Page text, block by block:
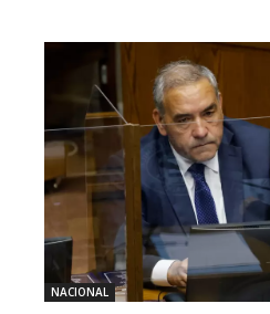
NACIONAL